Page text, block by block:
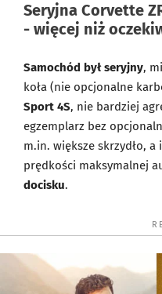
Seryjna Corvette
- więcej niż
Samochód był seryjny,
koła (nie opcjonalne
Sport 4S, nie bardziej
egzemplarz bez
m.in. większe skrzydło,
prędkości maksymalnej
docisku.